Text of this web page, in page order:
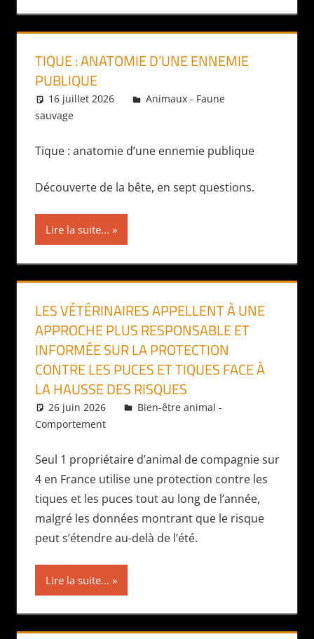
TIQUE : ANATOMIE D’UNE ENNEMIE
PUBLIQUE
16 juillet 2026 Daniel
Animaux - Faune
sauvage
Tique : anatomie d’une ennemie publique
Découverte de la bête, en sept questions.
Lire la suite...
LES VÉTÉRINAIRES APPELLENT À UNE
APPROCHE PLUS RESPONSABLE ET
INFORMÉE SUR LA PROTECTION
CONTRE LES PUCES ET TIQUES FACE À
LA HAUSSE DES RISQUES
26 juin 2026 Daniel
Bien-être animal -
Comportement
Seul 1 propriétaire d’animal de compagnie sur
4 en France utilise une protection contre les
tiques et les puces tout au long de l’année,
malgré les données montrant que le risque
peut s’étendre au-delà de l’été.
Lire la suite...